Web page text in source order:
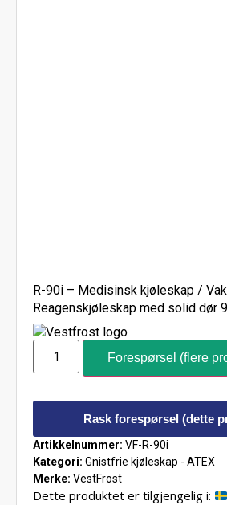
R-90i – Medisinsk kjøleskap /
Reagenskjøleskap med solid dør
Forespørsel (flere
Rask forespørsel (dette
Artikkelnummer: VF-R-90i
Kategori: Gnistfrie kjøleskap - ATEX
Merke: VestFrost
Dette produktet er tilgjengelig i: